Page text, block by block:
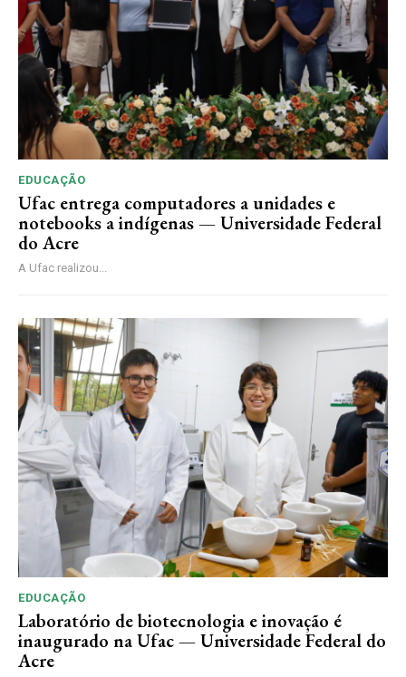
EDUCAÇÃO
Ufac entrega computadores a unidades e
notebooks a indígenas — Universidade Federal
do Acre
A Ufac realizou...
EDUCAÇÃO
Laboratório de biotecnologia e inovação é
inaugurado na Ufac — Universidade Federal do
Acre